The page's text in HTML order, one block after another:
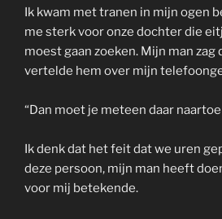
Ik kwam met tranen in mijn ogen
me sterk voor onze dochter die
moest gaan zoeken. Mijn man zag
vertelde hem over mijn
“Dan moet je meteen daar naartoe
Ik denk dat het feit dat we uren
deze persoon, mijn man heeft
voor mij betekende.